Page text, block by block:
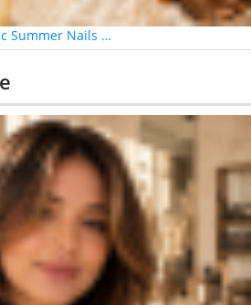
Summer Nails …